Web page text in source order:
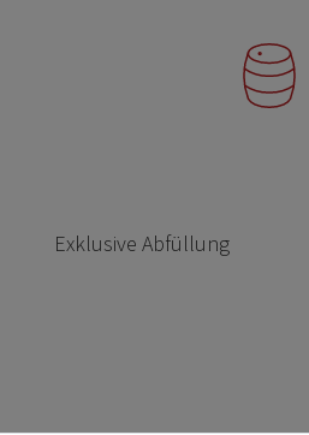
Exklusive Abfüllung